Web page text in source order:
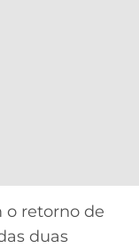
o retorno de
duas